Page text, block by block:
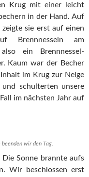
Krug mit einer leicht
in der Hand. Auf
sie erst auf einen
Brennnesseln am
ein Brennnessel-
Kaum war der Becher
im Krug zur Neige
schulterten unsere
im nächsten Jahr auf
wir den Tag.
Die Sonne brannte aufs
Wir beschlossen erst